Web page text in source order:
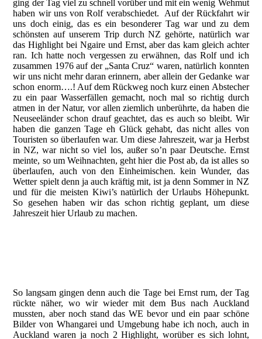
ging der Tag viel zu schnell vorüber und mit ein wenig Wehmut
haben wir uns von Rolf verabschiedet. Auf der Rückfahrt wir
uns doch einig, das es ein besonderer Tag war und zu dem
schönsten auf unserem Trip durch NZ gehörte, natürlich war
das Highlight bei Ngaire und Ernst, aber das kam gleich achter
ran. Ich hatte noch vergessen zu erwähnen, das Rolf und ich
zusammen 1976 auf der „Santa Cruz“ waren, natürlich konnten
wir uns nicht mehr daran erinnern, aber allein der Gedanke war
schon enorm….! Auf dem Rückweg noch kurz einen Abstecher
zu ein paar Wasserfällen gemacht, noch mal so richtig durch
atmen in der Natur, vor allen ziemlich unberührte, da haben die
Neuseeländer schon drauf geachtet, das es auch so bleibt. Wir
haben die ganzen Tage eh Glück gehabt, das nicht alles von
Touristen so überlaufen war. Um diese Jahreszeit, war ja Herbst
in NZ, war nicht so viel los, außer so’n paar Deutsche. Ernst
meinte, so um Weihnachten, geht hier die Post ab, da ist alles so
überlaufen, auch von den Einheimischen. kein Wunder, das
Wetter spielt denn ja auch kräftig mit, ist ja denn Sommer in NZ
und für die meisten Kiwi’s natürlich der Urlaubs Höhepunkt.
So gesehen haben wir das schon richtig geplant, um diese
Jahreszeit hier Urlaub zu machen.
So langsam gingen denn auch die Tage bei Ernst rum, der Tag
rückte näher, wo wir wieder mit dem Bus nach Auckland
mussten, aber noch stand das WE bevor und ein paar schöne
Bilder von Whangarei und Umgebung habe ich noch, auch in
Auckland waren ja noch 2 Highlight, worüber es sich lohnt,